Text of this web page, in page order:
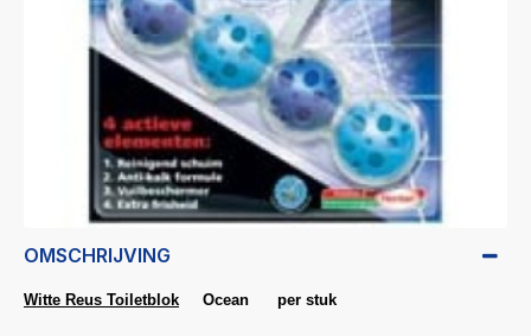
OMSCHRIJVING
Witte Reus Toiletblok Ocean per stuk